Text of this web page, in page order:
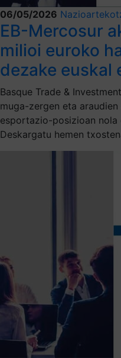
06/05/2026
EB-Mercosur
milioi euroko
dezake euskal
Basque Trade &
muga-zergen eta
esportazio-posizioan
Deskargatu hemen